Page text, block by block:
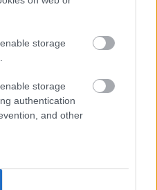
storage
storage
authentication
and other